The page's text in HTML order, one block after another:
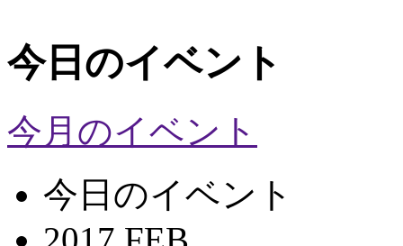
今日のイベント
今月のイベント
今日のイベント